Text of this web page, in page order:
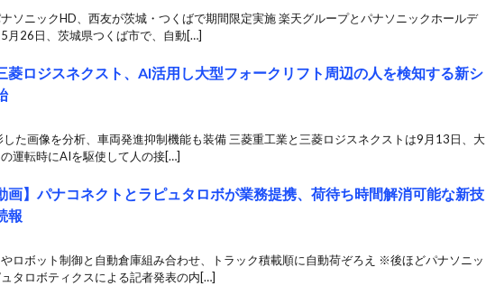
ソニックHD、西友が茨城・つくばで期間限定実施 楽天グループとパナソニックホールデ
月26日、茨城県つくば市で、自動[…]
菱ロジスネクスト、AI活用し大型フォークリフト周辺の人を検知する新シ
た画像を分析、車両発進抑制機能も装備 三菱重工業と三菱ロジスネクストは9月13日、大
運転時にAIを駆使して人の接[…]
画】パナコネクトとラピュタロボが業務提携、荷待ち時間解消可能な新技
報
やロボット制御と自動倉庫組み合わせ、トラック積載順に自動荷ぞろえ ※後ほどパナソニッ
タロボティクスによる記者発表の内[…]